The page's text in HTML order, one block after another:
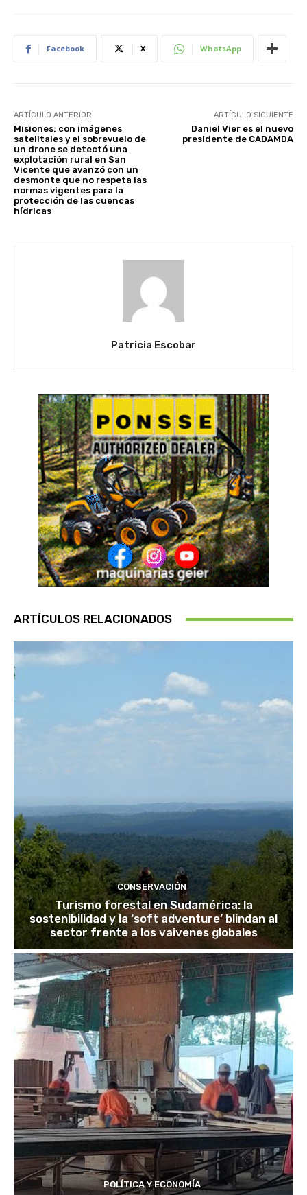
Facebook X WhatsApp
ARTÍCULO ANTERIOR
Misiones: con imágenes
satelitales y el sobrevuelo de
un drone se detectó una
explotación rural en San
Vicente que avanzó con un
desmonte que no respeta las
normas vigentes para la
protección de las cuencas
hídricas
ARTÍCULO SIGUIENTE
Daniel Vier es el nuevo
presidente de CADAMDA
Patricia Escobar
ARTÍCULOS RELACIONADOS
CONSERVACIÓN
Turismo forestal en Sudamérica: la
sostenibilidad y la ‘soft adventure’ blindan al
sector frente a los vaivenes globales
POLÍTICA Y ECONOMÍA